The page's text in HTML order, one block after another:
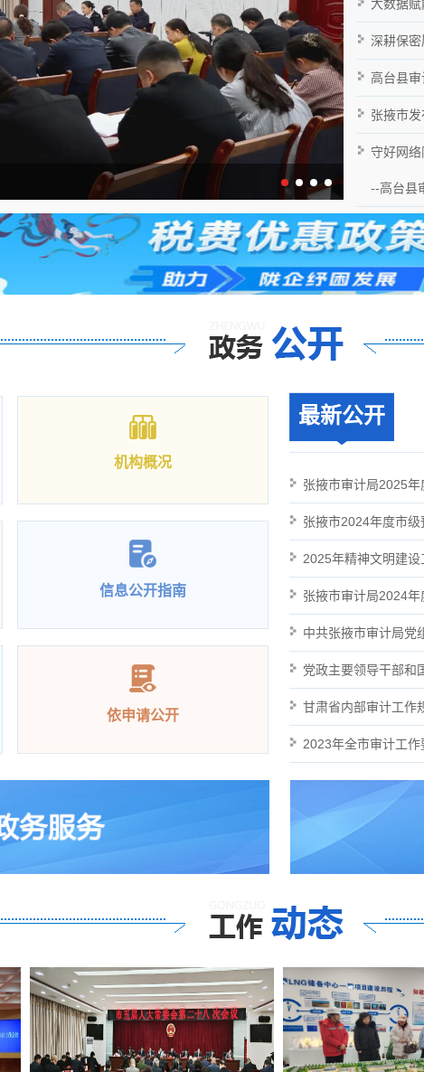
大数据
深耕保
高台县
张掖市
守好网
--高台县
市审计局 组
2026年
机构概况
信息公开指南
依申请公开
最新公开